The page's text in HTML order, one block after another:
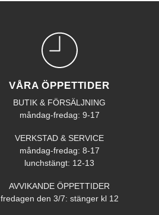
VÅRA ÖPPETTIDER
BUTIK & FÖRSÄLJNING
måndag-fredag: 9-17
VERKSTAD & SERVICE
måndag-fredag: 8-17
lunchstängt: 12-13
AVVIKANDE ÖPPETTIDER
fredagen den 3/7: stänger kl 12